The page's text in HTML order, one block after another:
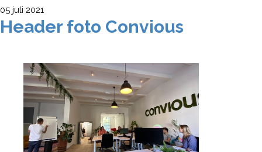
05 juli 2021
Header foto Convious